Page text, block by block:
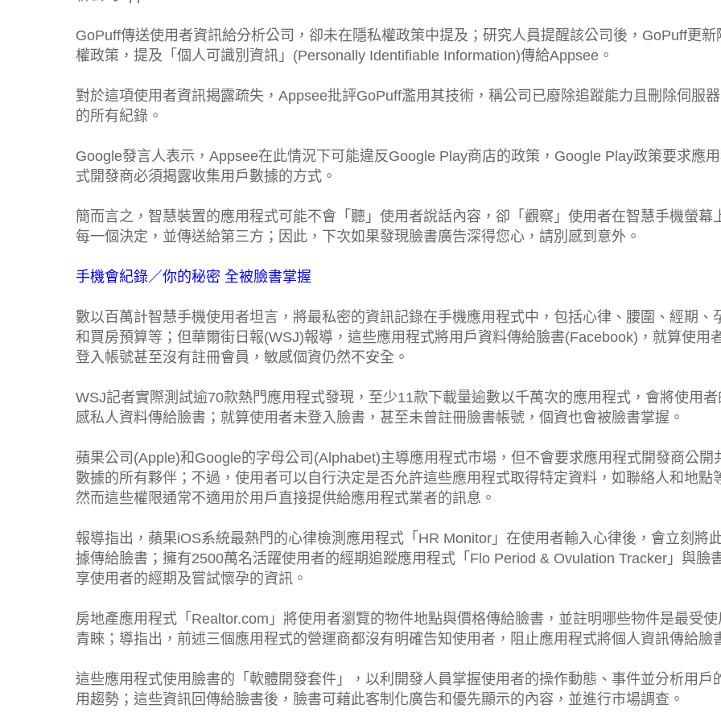
GoPuff傳送使用者資訊給分析公司，卻未在隱私權政策中提及；研究人員提醒該公司後，GoPuff更新
權政策，提及「個人可識別資訊」(Personally Identifiable Information)傳給Appsee。
對於這項使用者資訊揭露疏失，Appsee批評GoPuff濫用其技術，稱公司已廢除追蹤能力且刪除伺服
的所有紀錄。
Google發言人表示，Appsee在此情況下可能違反Google Play商店的政策，Google Play政策要求應
式開發商必須揭露收集用戶數據的方式。
簡而言之，智慧裝置的應用程式可能不會「聽」使用者說話內容，卻「觀察」使用者在智慧手機螢幕
每一個決定，並傳送給第三方；因此，下次如果發現臉書廣告深得您心，請別感到意外。
手機會紀錄／你的秘密 全被臉書掌握
數以百萬計智慧手機使用者坦言，將最私密的資訊記錄在手機應用程式中，包括心律、腰圍、經期、
和買房預算等；但華爾街日報(WSJ)報導，這些應用程式將用戶資料傳給臉書(Facebook)，就算使用
登入帳號甚至沒有註冊會員，敏感個資仍然不安全。
WSJ記者實際測試逾70款熱門應用程式發現，至少11款下載量逾數以千萬次的應用程式，會將使用者
感私人資料傳給臉書；就算使用者未登入臉書，甚至未曾註冊臉書帳號，個資也會被臉書掌握。
蘋果公司(Apple)和Google的字母公司(Alphabet)主導應用程式市場，但不會要求應用程式開發商公開
數據的所有夥伴；不過，使用者可以自行決定是否允許這些應用程式取得特定資料，如聯絡人和地點
然而這些權限通常不適用於用戶直接提供給應用程式業者的訊息。
報導指出，蘋果iOS系統最熱門的心律檢測應用程式「HR Monitor」在使用者輸入心律後，會立刻將
據傳給臉書；擁有2500萬名活躍使用者的經期追蹤應用程式「Flo Period & Ovulation Tracker」與臉
享使用者的經期及嘗試懷孕的資訊。
房地產應用程式「Realtor.com」將使用者瀏覽的物件地點與價格傳給臉書，並註明哪些物件是最受使
青睞；導指出，前述三個應用程式的營運商都沒有明確告知使用者，阻止應用程式將個人資訊傳給臉
這些應用程式使用臉書的「軟體開發套件」，以利開發人員掌握使用者的操作動態、事件並分析用戶
用趨勢；這些資訊回傳給臉書後，臉書可藉此客制化廣告和優先顯示的內容，並進行市場調查。